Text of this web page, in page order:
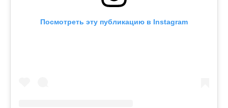
Посмотреть эту публикацию в Instagram